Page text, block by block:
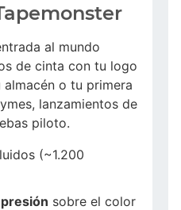
al mundo
de cinta con tu logo
o tu primera
lanzamientos de
piloto.
(~1.200
sobre el color